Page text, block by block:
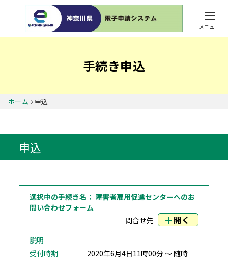
メニュー
手続き申込
ホーム 申込
申込
選択中の手続き名： 障害者雇用促進センターへのお
問い合わせフォーム
問合せ先
開く
説明
受付時期
2020年6月4日11時00分 ～ 随時